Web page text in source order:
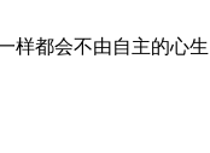
样都会不由自主的心生